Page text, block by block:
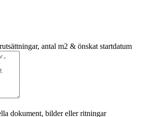
antal m2 & önskat startdatum
dokument, bilder eller ritningar